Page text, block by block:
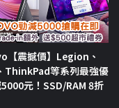
【震撼價】Legion、
ThinkPad等系列最強優
元！SSD/RAM 8折